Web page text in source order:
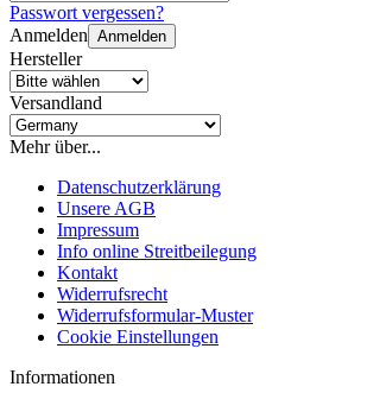
Passwort vergessen?
Anmelden Anmelden
Hersteller
Versandland
Mehr über...
Datenschutzerklärung
Unsere AGB
Impressum
Info online Streitbeilegung
Kontakt
Widerrufsrecht
Widerrufsformular-Muster
Cookie Einstellungen
Informationen